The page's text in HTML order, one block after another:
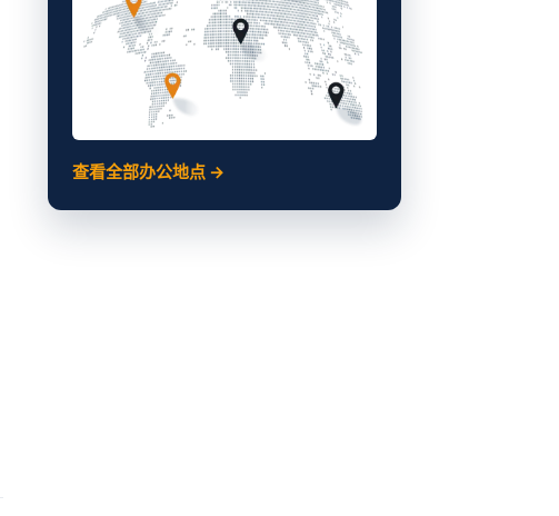
查看全部办公地点 →